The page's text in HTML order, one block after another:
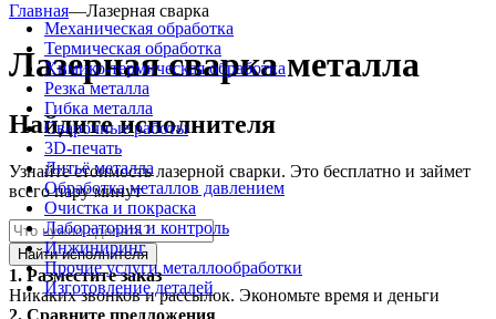
Механическая обработка
Термическая обработка
Химико-термическая обработка
Резка металла
Гибка металла
Сварочные работы
3D-печать
Литьё металла
Обработка металлов давлением
Очистка и покраска
Лаборатория и контроль
Инжиниринг
Прочие услуги металлообработки
Изготовление деталей
Главная—Лазерная сварка
Лазерная сварка металла
Найдите исполнителя
Узнайте стоимость лазерной сварки. Это бесплатно и займет
всего пару минут
Найти исполнителя
1. Разместите заказ
Никаких звонков и рассылок. Экономьте время и деньги
2. Сравните предложения